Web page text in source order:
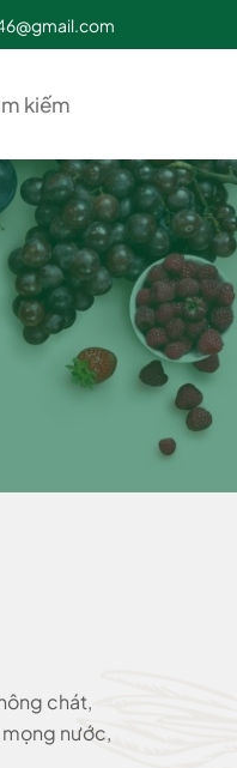
chát,
mọng nước,